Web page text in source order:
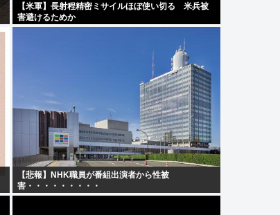
【米軍】長射程精密ミサイルほぼ使い切る 米兵被
害避けるためか
【悲報】NHK職員が番組出演者から性被
害・・・・・・・・・